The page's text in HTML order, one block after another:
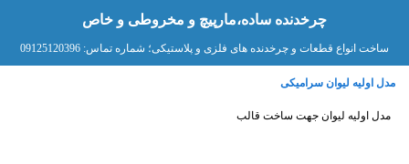
چرخدنده ساده،مارپیچ و مخروطی و خاص
ساخت انواع قطعات و چرخدنده های فلزی و پلاستیکی؛ شماره تماس: 09125120396
مدل اولیه لیوان سرامیکی
مدل اولیه لیوان جهت ساخت قالب